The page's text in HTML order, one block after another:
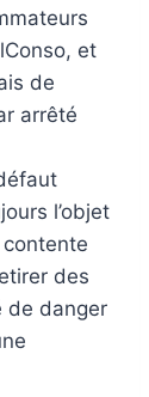
et
de
arrêté
l’objet
contente
des
de danger